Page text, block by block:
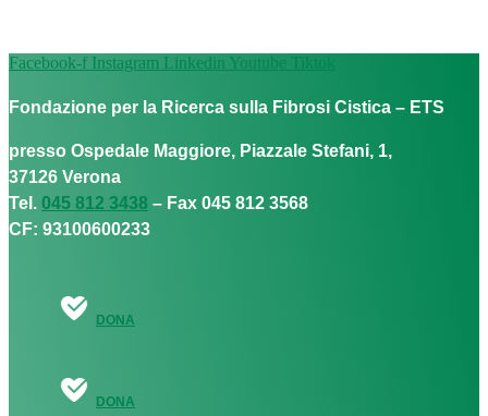
Facebook-f Instagram Linkedin Youtube Tiktok
Fondazione per la Ricerca sulla Fibrosi Cistica – ETS
presso Ospedale Maggiore, Piazzale Stefani, 1,
37126 Verona
Tel. 045 812 3438 – Fax 045 812 3568
CF: 93100600233
DONA
DONA